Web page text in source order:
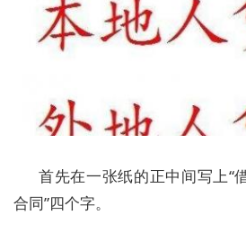
首先在一张纸的正中间写上“
合同”四个字。